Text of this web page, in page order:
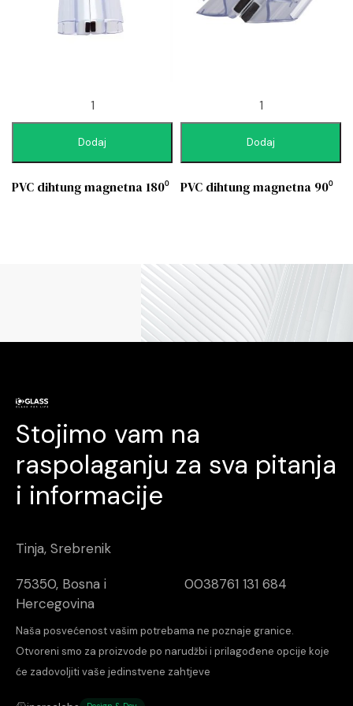
Dodaj
PVC dihtung magnetna 180⁰
Dodaj
PVC dihtung magnetna 90⁰
Stojimo vam na
raspolaganju za sva pitanja
i informacije
Tinja, Srebrenik
75350, Bosna i
Hercegovina
0038761 131 684
Naša posvećenost vašim potrebama ne poznaje granice.
Otvoreni smo za proizvode po narudžbi i prilagođene opcije koje
će zadovoljiti vaše jedinstvene zahtjeve